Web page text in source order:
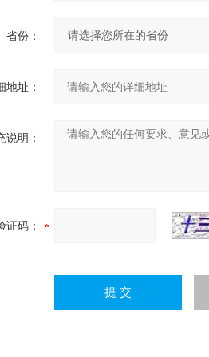
省份：
地址：
说明：
证码：